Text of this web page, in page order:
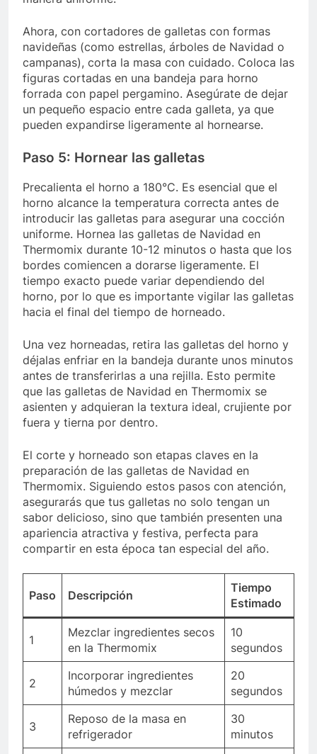
Ahora, con cortadores de galletas con formas
navideñas (como estrellas, árboles de Navidad o
campanas), corta la masa con cuidado. Coloca las
figuras cortadas en una bandeja para horno
forrada con papel pergamino. Asegúrate de dejar
un pequeño espacio entre cada galleta, ya que
pueden expandirse ligeramente al hornearse.
Paso 5: Hornear las galletas
Precalienta el horno a 180°C. Es esencial que el
horno alcance la temperatura correcta antes de
introducir las galletas para asegurar una cocción
uniforme. Hornea las galletas de Navidad en
Thermomix durante 10-12 minutos o hasta que los
bordes comiencen a dorarse ligeramente. El
tiempo exacto puede variar dependiendo del
horno, por lo que es importante vigilar las galletas
hacia el final del tiempo de horneado.
Una vez horneadas, retira las galletas del horno y
déjalas enfriar en la bandeja durante unos minutos
antes de transferirlas a una rejilla. Esto permite
que las galletas de Navidad en Thermomix se
asienten y adquieran la textura ideal, crujiente por
fuera y tierna por dentro.
El corte y horneado son etapas claves en la
preparación de las galletas de Navidad en
Thermomix. Siguiendo estos pasos con atención,
asegurarás que tus galletas no solo tengan un
sabor delicioso, sino que también presenten una
apariencia atractiva y festiva, perfecta para
compartir en esta época tan especial del año.
Paso Descripción
Tiempo
Estimado
1
Mezclar ingredientes secos
en la Thermomix
10
segundos
2
Incorporar ingredientes
húmedos y mezclar
20
segundos
3
Reposo de la masa en
refrigerador
30
minutos